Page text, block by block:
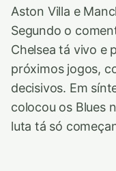
Aston Villa e
Segundo o
Chelsea tá vivo e
próximos jogos,
decisivos. Em
colocou os Blues
luta tá só